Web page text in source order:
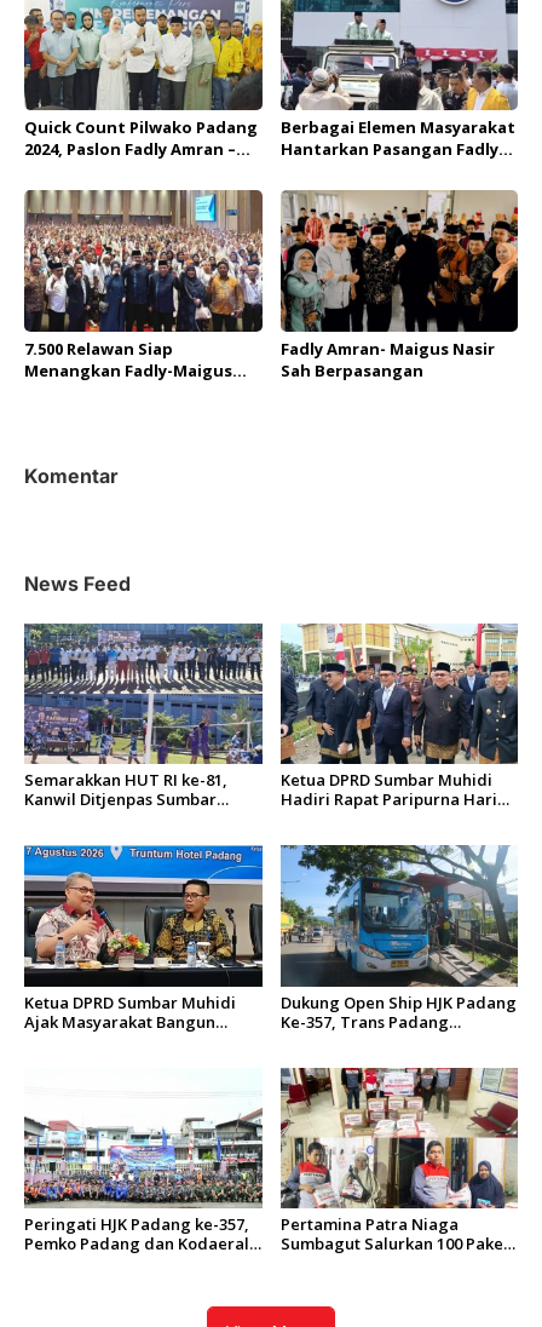
Quick Count Pilwako Padang
2024, Paslon Fadly Amran –
Sementara 55 persen Suara
Berbagai Elemen Masyarakat
Hantarkan Pasangan Fadly
Padang
7.500 Relawan Siap
Menangkan Fadly-Maigus
Fadly Amran- Maigus Nasir
Sah Berpasangan
Komentar
News Feed
Semarakkan HUT RI ke-81,
Kanwil Ditjenpas Sumbar
Ketua DPRD Sumbar Muhidi
Hadiri Rapat Paripurna Hari
Ketua DPRD Sumbar Muhidi
Ajak Masyarakat Bangun
Dukung Open Ship HJK Padang
Ke-357, Trans Padang
Peringati HJK Padang ke-357,
Pemko Padang dan Kodaeral
Pertamina Patra Niaga
Sumbagut Salurkan 100 Paket